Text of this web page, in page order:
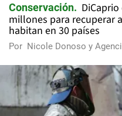
Conservación
millones para recuperar
habitan en 30 países
Por Nicole Donoso y